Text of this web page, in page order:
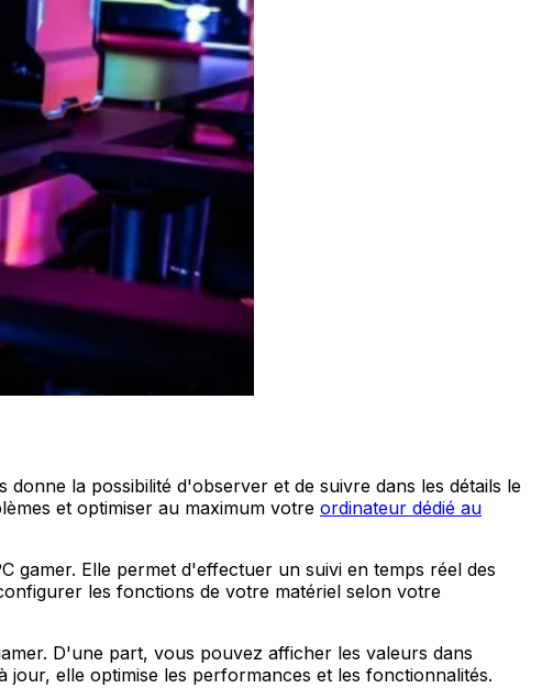
la possibilité d'observer et de suivre dans les détails le
et optimiser au maximum votre ordinateur dédié au
gamer. Elle permet d'effectuer un suivi en temps réel des
les fonctions de votre matériel selon votre
D'une part, vous pouvez afficher les valeurs dans
elle optimise les performances et les fonctionnalités.